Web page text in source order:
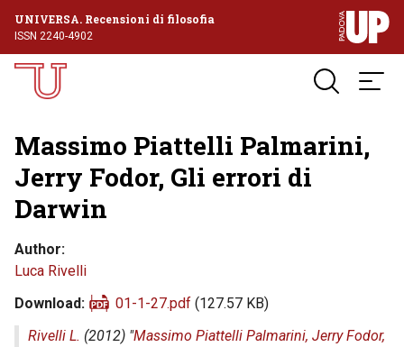
UNIVERSA. Recensioni di filosofia
ISSN 2240-4902
Massimo Piattelli Palmarini,
Jerry Fodor, Gli errori di
Darwin
Author
Luca Rivelli
Download
01-1-27.pdf (127.57 KB)
Rivelli L. (2012) "Massimo Piattelli Palmarini, Jerry Fodor,